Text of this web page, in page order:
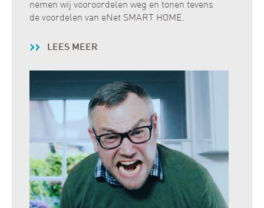
nemen wij vooroordelen weg en tonen tevens
de voordelen van eNet SMART HOME.
LEES MEER